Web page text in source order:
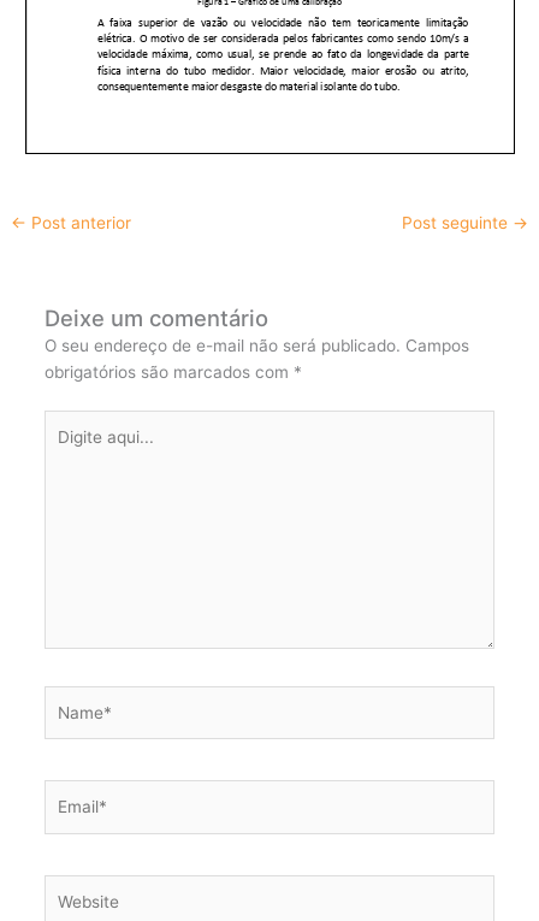
← Post anterior Post seguinte →
Deixe um comentário
O seu endereço de e-mail não será publicado. Campos
obrigatórios são marcados com *
aqui...